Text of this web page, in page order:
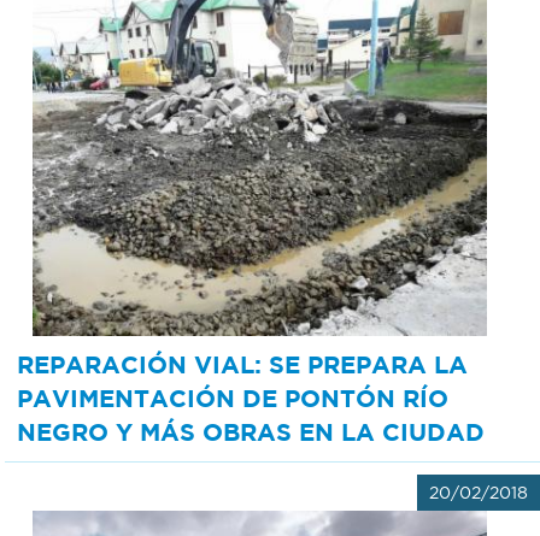
REPARACIÓN VIAL: SE PREPARA LA
PAVIMENTACIÓN DE PONTÓN RÍO
NEGRO Y MÁS OBRAS EN LA CIUDAD
20/02/2018